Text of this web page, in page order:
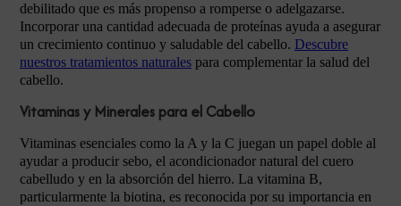
debilitado que es más propenso a romperse o adelgazarse.
Incorporar una cantidad adecuada de proteínas ayuda a asegurar
un crecimiento continuo y saludable del cabello. Descubre
nuestros tratamientos naturales para complementar la salud del
cabello.
Vitaminas y Minerales para el Cabello
Vitaminas esenciales como la A y la C juegan un papel doble al
ayudar a producir sebo, el acondicionador natural del cuero
cabelludo y en la absorción del hierro. La vitamina B,
particularmente la biotina, es reconocida por su importancia en